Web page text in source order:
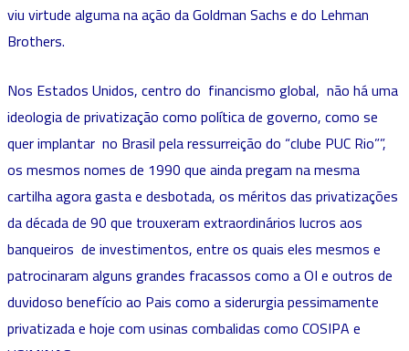
viu virtude alguma na ação da Goldman Sachs e do Lehman
Brothers.
Nos Estados Unidos, centro do financismo global, não há uma
ideologia de privatização como política de governo, como se
quer implantar no Brasil pela ressurreição do “clube PUC Rio””,
os mesmos nomes de 1990 que ainda pregam na mesma
cartilha agora gasta e desbotada, os méritos das privatizações
da década de 90 que trouxeram extraordinários lucros aos
banqueiros de investimentos, entre os quais eles mesmos e
patrocinaram alguns grandes fracassos como a OI e outros de
duvidoso benefício ao Pais como a siderurgia pessimamente
privatizada e hoje com usinas combalidas como COSIPA e